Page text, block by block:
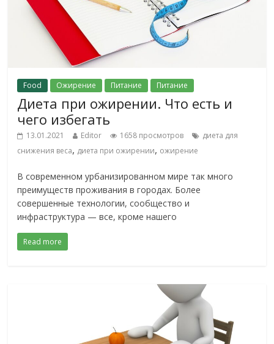
Food Ожирение Питание Питание
Диета при ожирении. Что есть и
чего избегать
13.01.2021 Editor 1658 просмотров
диета для
снижения веса, диета при ожирении, ожирение
В современном урбанизированном мире так много
преимуществ проживания в городах. Более
совершенные технологии, сообщество и
инфраструктура — все, кроме нашего
Read more